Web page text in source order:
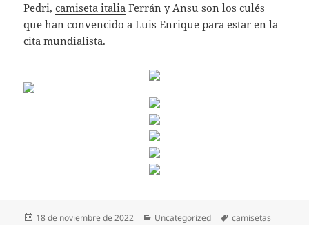
Pedri,camiseta italia Ferrán y Ansu son los culés
que han convencido a Luis Enrique para estar en la
cita mundialista.
Publicado
18 de noviembre de 2022 Categorías
Uncategorized Etiquetas
camisetas